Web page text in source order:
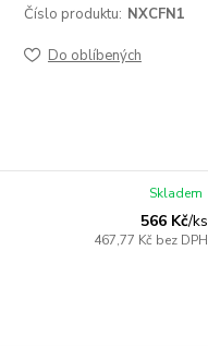
Číslo produktu: NXCFN1
Do oblíbených
566 Kč/ks
467,77 Kč bez DPH
Skladem